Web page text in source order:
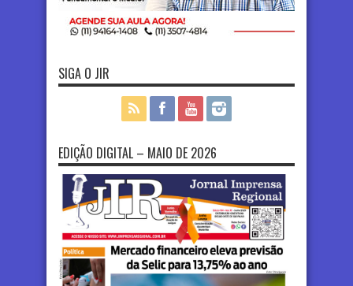
SIGA O JIR
EDIÇÃO DIGITAL – MAIO DE 2026